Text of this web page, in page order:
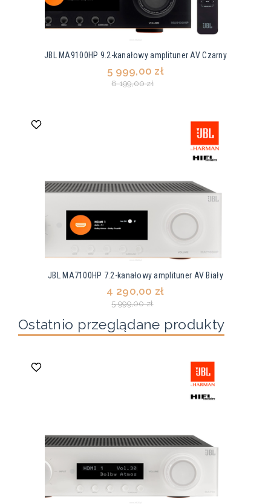
JBL MA9100HP 9.2-kanałowy amplituner AV Czarny
5 999,00 zł
8 199,00 zł
JBL MA7100HP 7.2-kanałowy amplituner AV Biały
4 290,00 zł
5 999,00 zł
Ostatnio przeglądane produkty